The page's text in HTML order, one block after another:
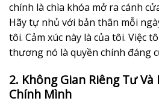
chính là chìa khóa mở ra cánh
Hãy tự nhủ với bản thân mỗi
tôi. Cảm xúc này là của tôi. Việc
thương nó là quyền chính đáng
2. Không Gian Riêng Tư
Chính Mình